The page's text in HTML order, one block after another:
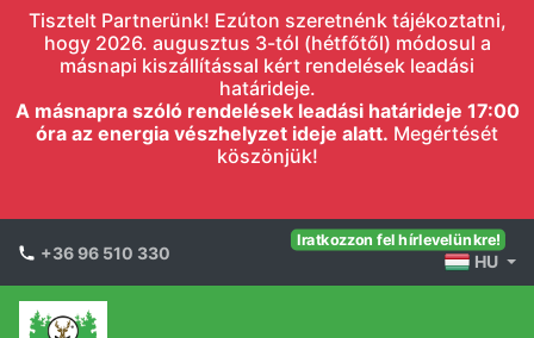
Tisztelt Partnerünk! Ezúton szeretnénk tájékoztatni,
hogy 2026. augusztus 3-tól (hétfőtől) módosul a
másnapi kiszállítással kért rendelések leadási
határideje.
A másnapra szóló rendelések leadási határideje 17:00
óra az energia vészhelyzet ideje alatt. Megértését
köszönjük!
+36 96 510 330
Iratkozzon fel hírlevelünkre!
HU